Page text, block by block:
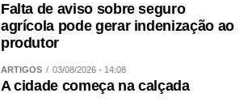
Falta de aviso sobre seguro
agrícola pode gerar indenização ao
produtor
ARTIGOS 03/08/2026 - 14:08
A cidade começa na calçada